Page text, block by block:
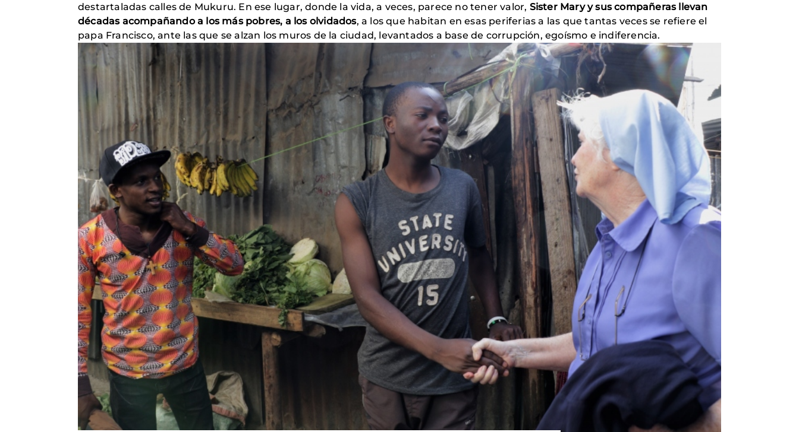
destartaladas calles de Mukuru. En ese lugar, donde la vida, a veces, parece no tener valor, Sister Mary y sus compañeras llevan
décadas acompañando a los más pobres, a los olvidados, a los que habitan en esas periferias a las que tantas veces se refiere el
papa Francisco, ante las que se alzan los muros de la ciudad, levantados a base de corrupción, egoísmo e indiferencia.